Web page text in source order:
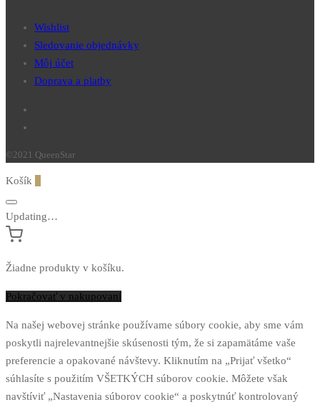
Wishlist
Sledovanie objednávky
Môj účet
Doprava a platby
©2021 QueenStar
Košík
Updating…
Žiadne produkty v košíku.
Pokračovať v nakupovaní
Na našej webovej stránke používame súbory cookie, aby sme vám
poskytli najrelevantnejšie skúsenosti tým, že si zapamätáme vaše
preferencie a opakované návštevy. Kliknutím na „Prijať všetko“
súhlasíte s použitím VŠETKÝCH súborov cookie. Môžete však
navštíviť „Nastavenia súborov cookie“ a poskytnúť kontrolovaný